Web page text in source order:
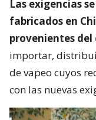
Las exigencias
fabricados en
provenientes
importar,
de vapeo cuyos
con las nuevas